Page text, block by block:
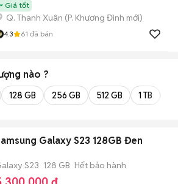
Giá tốt
Q. Thanh Xuân (P. Khương Đình mới)
4.3 61 đã bán
nào ?
128 GB 256 GB 512 GB 1 TB
Galaxy S23 128GB Đen
S23 128 GB Hết bảo hành